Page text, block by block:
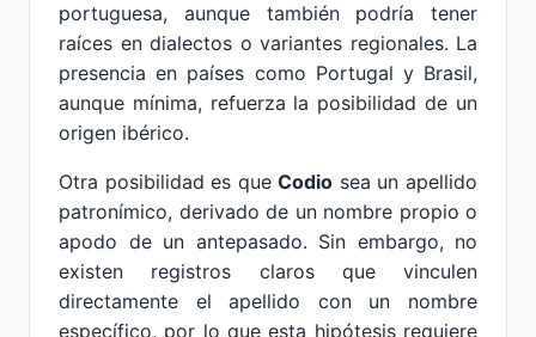
portuguesa, aunque también podría tener
raíces en dialectos o variantes regionales. La
presencia en países como Portugal y Brasil,
aunque mínima, refuerza la posibilidad de un
origen ibérico.
Otra posibilidad es queCodio sea un apellido
patronímico, derivado de un nombre propio o
apodo de un antepasado. Sin embargo, no
existen registros claros que vinculen
directamente el apellido con un nombre
específico, por lo que esta hipótesis requiere